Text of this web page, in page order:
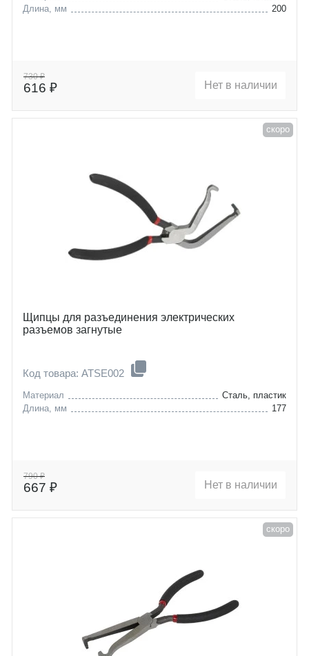
Длина, мм
200
730 ₽
616 ₽ Нет в наличии
скоро
Щипцы для разъединения электрических
разъемов загнутые
Код товара: ATSE002
Материал
Сталь, пластик
Длина, мм
177
790 ₽
667 ₽ Нет в наличии
скоро